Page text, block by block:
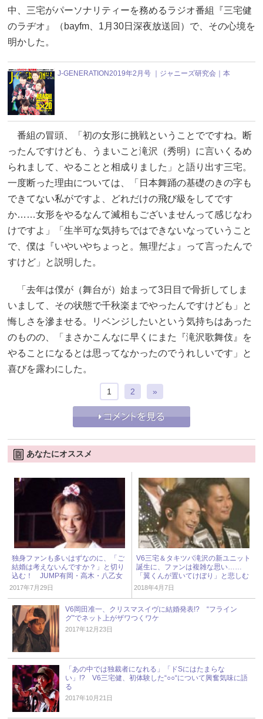
中、三宅がパーソナリティーを務めるラジオ番組『三宅健
のラヂオ』（bayfm、1月30日深夜放送回）で、その心境を
明かした。
J-GENERATION2019年2月号 ｜ジャニーズ研究会｜本
番組の冒頭、「初の女形に挑戦ということでですね。断
ったんですけども、うまいこと滝沢（秀明）に言いくるめ
られまして、やることと相成りました」と語り出す三宅。
一度断った理由については、「日本舞踊の基礎のきの字も
できてない私がですよ、どれだけの飛び級をしてです
か……女形をやるなんて滅相もございませんって感じなわ
けですよ」「生半可な気持ちではできないなっていうこと
で、僕は『いやいやちょっと。無理だよ』って言ったんで
すけど」と説明した。
「去年は僕が（舞台が）始まって3日目で骨折してしま
いまして、その状態で千秋楽までやったんですけども」と
悔しさを滲ませる。リベンジしたいという気持ちはあった
のものの、「まさかこんなに早くにまた『滝沢歌舞伎』を
やることになるとは思ってなかったのでうれしいです」と
喜びを露わにした。
1 2 »
あなたにオススメ
独身ファンも多いはずなのに、「ご
結婚は考えないんですか？」と切り
込む！ JUMP有岡・高木・八乙女
主演『孤食ロボット』第6話
2017年7月29日
V6三宅＆タキツバ滝沢の新ユニット
誕生に、ファンは複雑な思い……
「翼くんが置いてけぼり」と悲しむ
声
2018年4月7日
V6岡田准一、クリスマスイヴに結婚発表!? “フライン
グ”でネット上がザワつくワケ
2017年12月23日
「あの中では独裁者になれる」「ドSにはたまらな
い」!? V6三宅健、初体験した“○○“について興奮気味に語
る
2017年10月21日